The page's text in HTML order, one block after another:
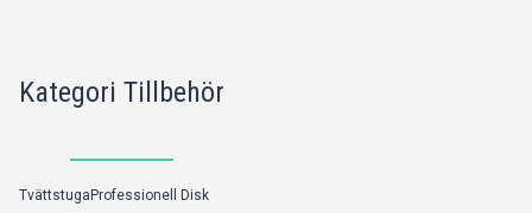
Kategori Tillbehör
Tvättstuga Professionell Disk